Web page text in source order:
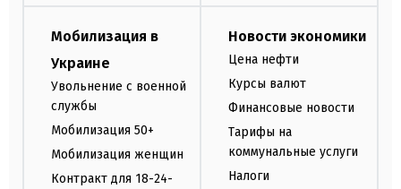
Мобилизация в
Украине
Увольнение с военной
службы
Мобилизация 50+
Мобилизация женщин
Контракт для 18-24-
Новости экономики
Цена нефти
Курсы валют
Финансовые новости
Тарифы на
коммунальные услуги
Налоги